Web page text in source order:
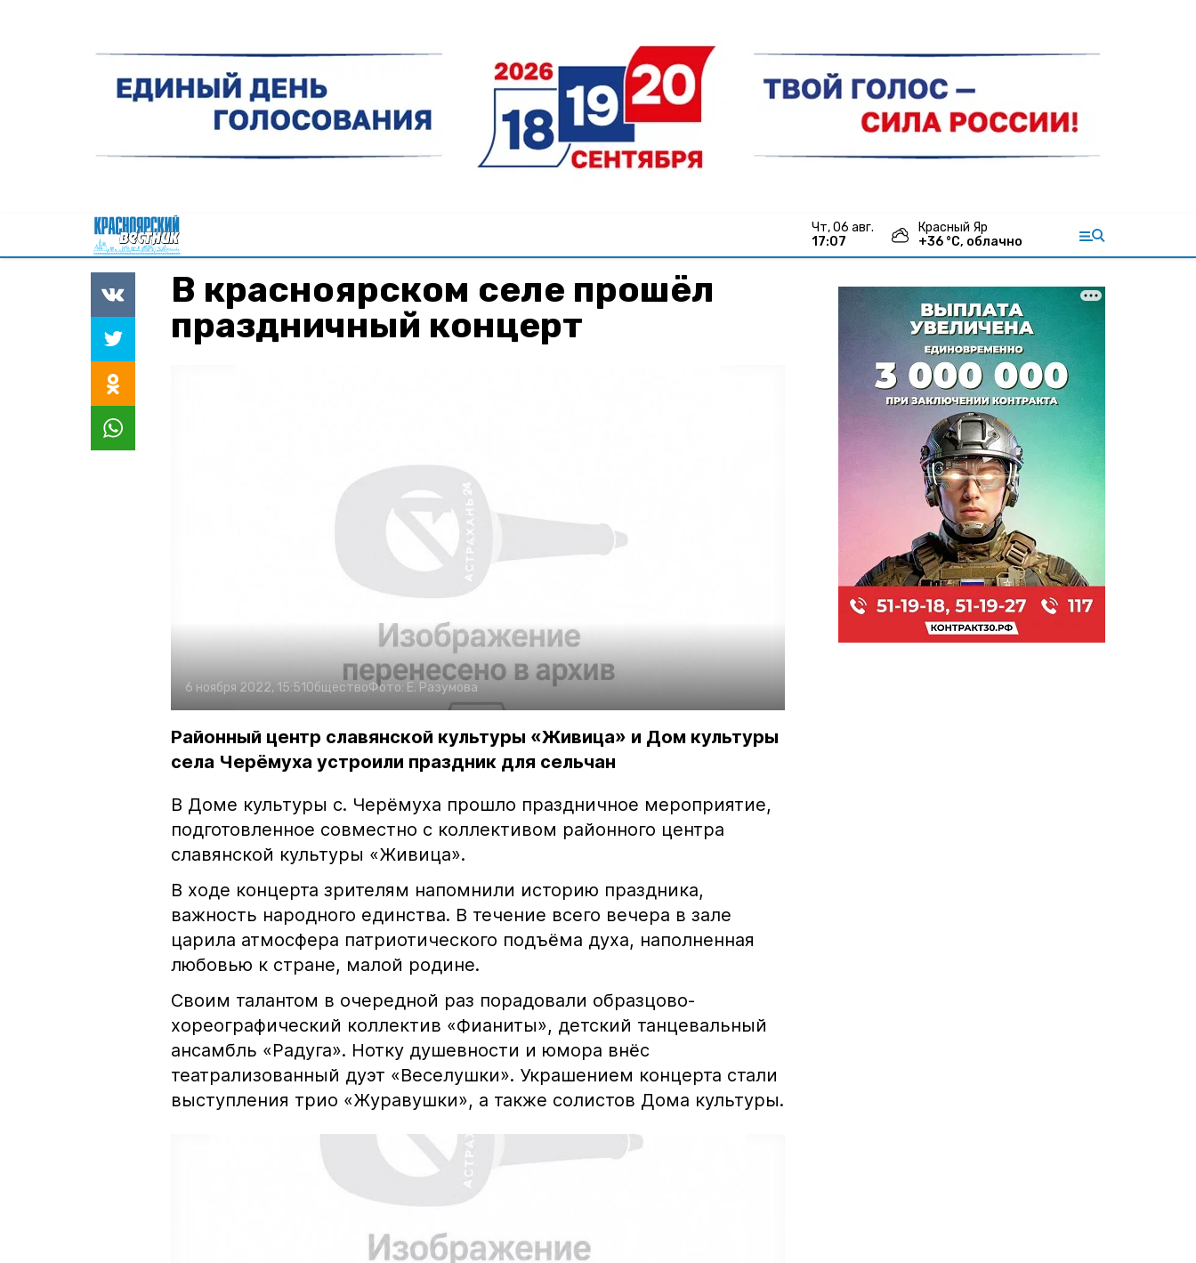
чт, 06 авг.
17:07
Красный Яр
+36 °С, облачно
В красноярском селе прошёл
праздничный концерт
6 ноября 2022, 15:51ОбществоФото: Е. Разумова
Районный центр славянской культуры «Живица» и Дом культуры
села Черёмуха устроили праздник для сельчан
В Доме культуры с. Черёмуха прошло праздничное мероприятие,
подготовленное совместно с коллективом районного центра
славянской культуры «Живица».
В ходе концерта зрителям напомнили историю праздника,
важность народного единства. В течение всего вечера в зале
царила атмосфера патриотического подъёма духа, наполненная
любовью к стране, малой родине.
Своим талантом в очередной раз порадовали образцово-
хореографический коллектив «Фианиты», детский танцевальный
ансамбль «Радуга». Нотку душевности и юмора внёс
театрализованный дуэт «Веселушки». Украшением концерта стали
выступления трио «Журавушки», а также солистов Дома культуры.